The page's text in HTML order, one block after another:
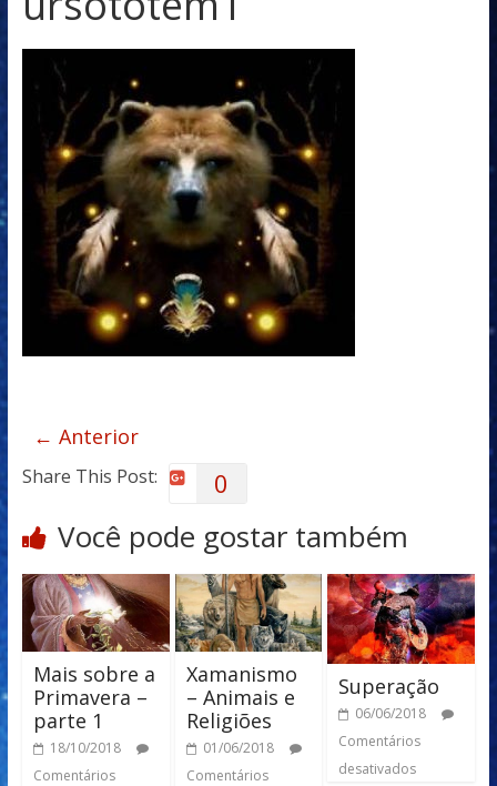
← Anterior
Share This Post: 0
Você pode gostar também
Mais sobre a
Primavera –
parte 1
18/10/2018
Comentários
Xamanismo
– Animais e
Religiões
01/06/2018
Comentários
Superação
06/06/2018
Comentários
desativados